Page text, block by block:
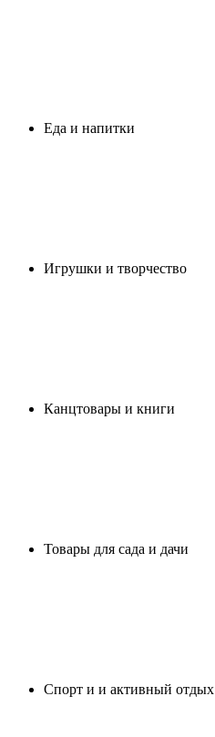
Еда и напитки
Игрушки и творчество
Канцтовары и книги
Товары для сада и дачи
Спорт и и активный отдых